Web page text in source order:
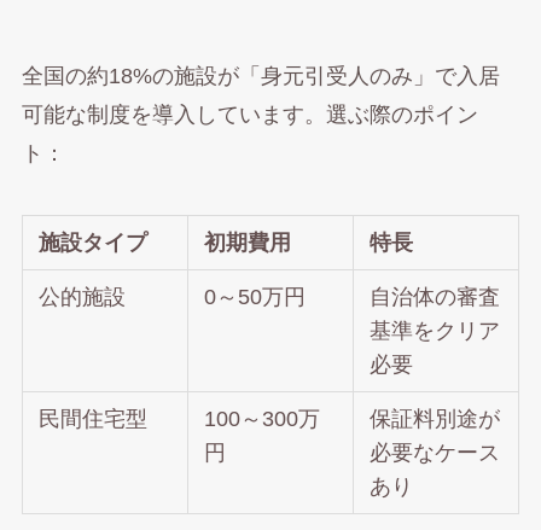
全国の約18%の施設が「身元引受人のみ」で入居
可能な制度を導入しています。選ぶ際のポイン
ト：
施設タイプ 初期費用 特長
公的施設 0～50万円
自治体の審査
基準をクリア
必要
民間住宅型
100～300万
円
保証料別途が
必要なケース
あり